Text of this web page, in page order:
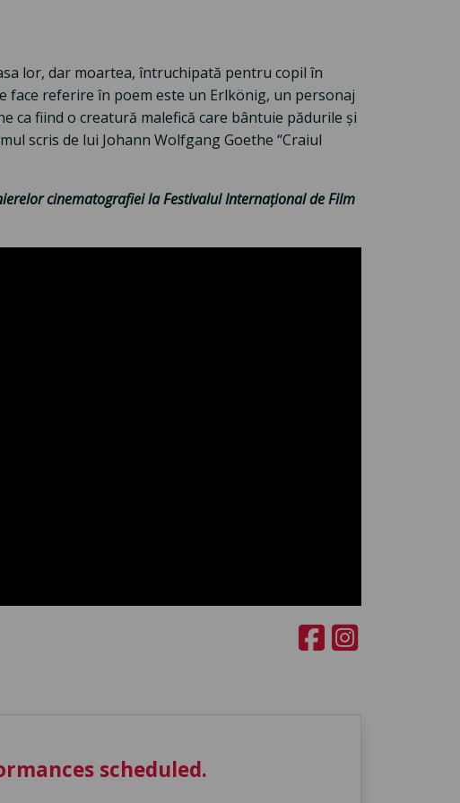
lor, dar moartea, întruchipată pentru copil în
face referire în poem este un Erlkönig, un personaj
ca fiind o creatură malefică care bântuie pădurile și
scris de lui Johann Wolfgang Goethe “Craiul
cinematografiei la Festivalul Internațional de Film
scheduled.